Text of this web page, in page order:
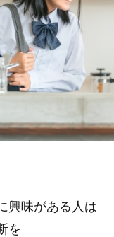
興味がある人は
を